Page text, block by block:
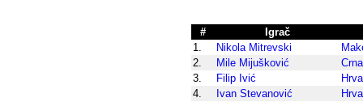
#
Igrač
1.
Nikola Mitrevski
2.
Mile Mijušković
3.
Filip Ivić
4.
Ivan Stevanović